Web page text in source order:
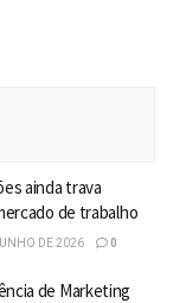
ainda trava
de trabalho
DE 2026 0
de Marketing